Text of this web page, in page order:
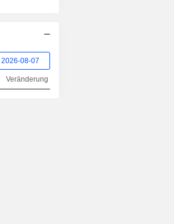
Veränderung